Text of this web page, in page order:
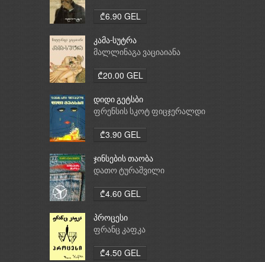
₾6.90 GEL
კამა-სუტრა
მალლინაგა ვაციაიანა
₾20.00 GEL
დიდი გეტსბი
ფრენსის სკოტ ფიცჯერალდი
₾3.90 GEL
ჯინსების თაობა
დათო ტურაშვილი
₾4.60 GEL
პროცესი
ფრანც კაფკა
₾4.50 GEL